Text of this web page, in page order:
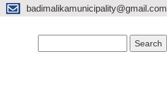
badimalikamunicipality@gmail.com